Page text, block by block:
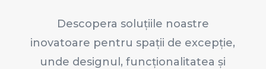
Descopera soluțiile noastre
inovatoare pentru spații de excepție,
unde designul, funcționalitatea și